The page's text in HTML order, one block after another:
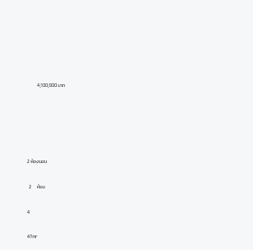
2 ห้องนอน
2
4
47 m²
ห้อง
4,100,000 บาท